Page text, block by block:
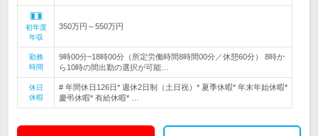
初年度
年収
350万円～550万円
勤務
時間
9時00分~18時00分（所定労働時間8時間00分／休憩60分） 8時か
ら10時の間出勤の選択が可能…
休日
休暇
# 年間休日126日* 週休2日制（土日祝）* 夏季休暇* 年末年始休暇*
慶弔休暇* 有給休暇* …